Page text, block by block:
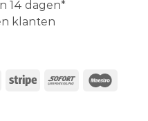
14 dagen*
klanten